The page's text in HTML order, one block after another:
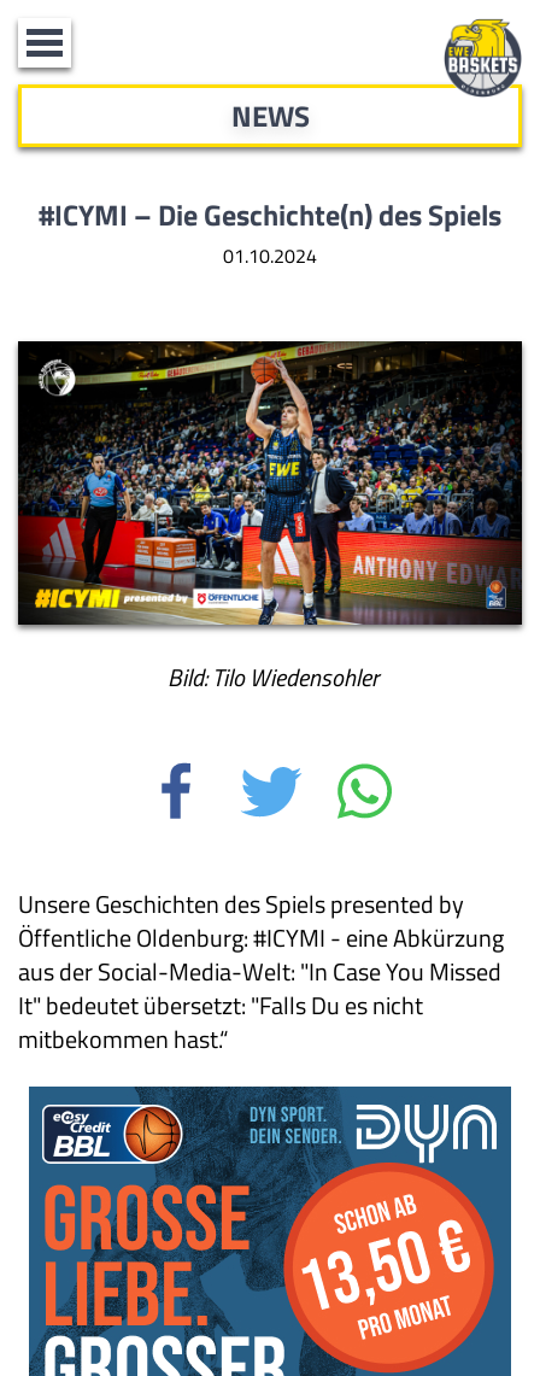
Toggle
navigation
NEWS
#ICYMI – Die Geschichte(n) des Spiels
01.10.2024
Bild: Tilo Wiedensohler
Unsere Geschichten des Spiels presented by
Öffentliche Oldenburg: #ICYMI - eine Abkürzung
aus der Social-Media-Welt: "In Case You Missed
It" bedeutet übersetzt: "Falls Du es nicht
mitbekommen hast.“